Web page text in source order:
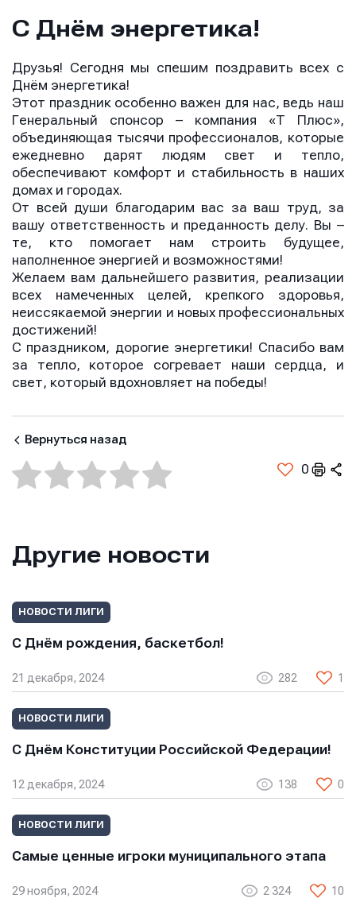
С Днём энергетика!
Друзья! Сегодня мы спешим поздравить всех с
Днём энергетика!
Этот праздник особенно важен для нас, ведь наш
Генеральный спонсор – компания «Т Плюс»,
объединяющая тысячи профессионалов, которые
ежедневно дарят людям свет и тепло,
обеспечивают комфорт и стабильность в наших
домах и городах.
От всей души благодарим вас за ваш труд, за
вашу ответственность и преданность делу. Вы –
те, кто помогает нам строить будущее,
наполненное энергией и возможностями!
Желаем вам дальнейшего развития, реализации
всех намеченных целей, крепкого здоровья,
неиссякаемой энергии и новых профессиональных
достижений!
С праздником, дорогие энергетики! Спасибо вам
за тепло, которое согревает наши сердца, и
свет, который вдохновляет на победы!
Вернуться назад
0
Другие новости
НОВОСТИ ЛИГИ
С Днём рождения, баскетбол!
21 декабря, 2024 282 1
НОВОСТИ ЛИГИ
С Днём Конституции Российской Федерации!
12 декабря, 2024 138 0
НОВОСТИ ЛИГИ
Самые ценные игроки муниципального этапа
29 ноября, 2024 2 324 10
E-mail
Телефон
Сообщение